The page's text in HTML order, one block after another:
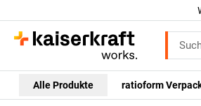
Alle Produkte ratioform